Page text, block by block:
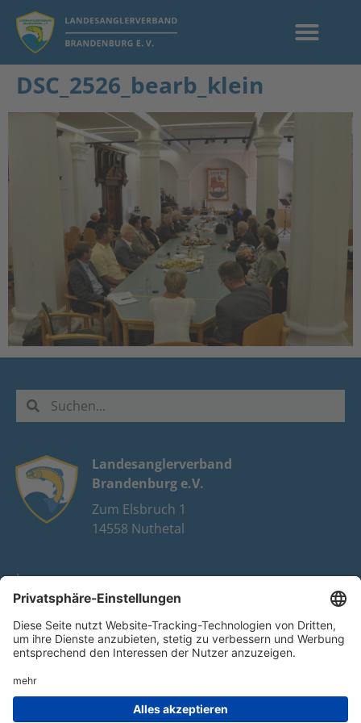
DSC_2526_bearb_klein
Landesanglerverband
Brandenburg e.V.
Zum Elsbruch 1
14558 Nuthetal
Impressum
Datenschutz
FAQ